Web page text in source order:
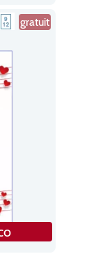
gratuit